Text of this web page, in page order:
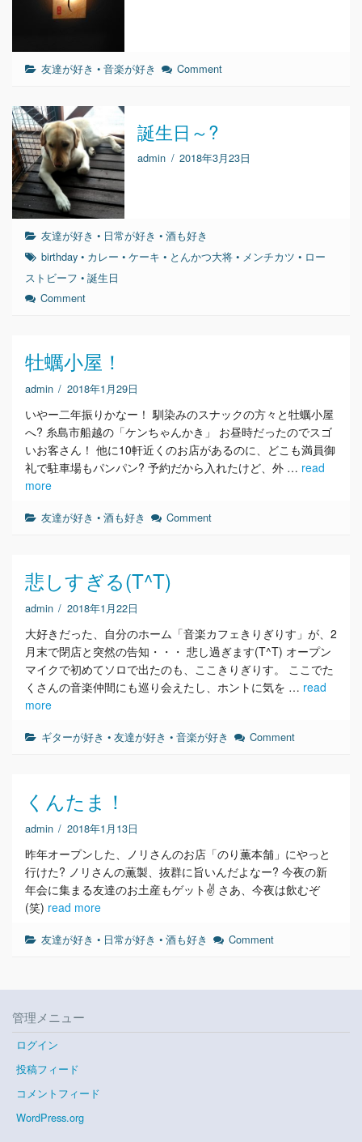
友達が好き •音楽が好き Comment
誕生日～?
admin / 2018年3月23日
友達が好き • 日常が好き •酒も好き
birthday • カレー •ケーキ • とんかつ大将 • メンチカツ • ロー
ストビーフ • 誕生日
Comment
牡蠣小屋！
admin / 2018年1月29日
いやー二年振りかなー！ 馴染みのスナックの方々と牡蠣小屋
へ? 糸島市船越の「ケンちゃんかき」 お昼時だったのでスゴ
いお客さん！ 他に10軒近くのお店があるのに、どこも満員御
礼で駐車場もパンパン? 予約だから入れたけど、外 … read
more
友達が好き •酒も好き Comment
悲しすぎる(T^T)
admin / 2018年1月22日
大好きだった、自分のホーム「音楽カフェきりぎりす」が、2
月末で閉店と突然の告知・・・ 悲し過ぎます(T^T) オープン
マイクで初めてソロで出たのも、ここきりぎりす。 ここでた
くさんの音楽仲間にも巡り会えたし、ホントに気を … read
more
ギターが好き •友達が好き •音楽が好き Comment
くんたま！
admin / 2018年1月13日
昨年オープンした、ノリさんのお店「のり薫本舗」にやっと
行けた? ノリさんの薫製、抜群に旨いんだよなー? 今夜の新
年会に集まる友達のお土産もゲット✌ さあ、今夜は飲むぞ
(笑) read more
友達が好き • 日常が好き •酒も好き Comment
管理メニュー
ログイン
投稿フィード
コメントフィード
WordPress.org